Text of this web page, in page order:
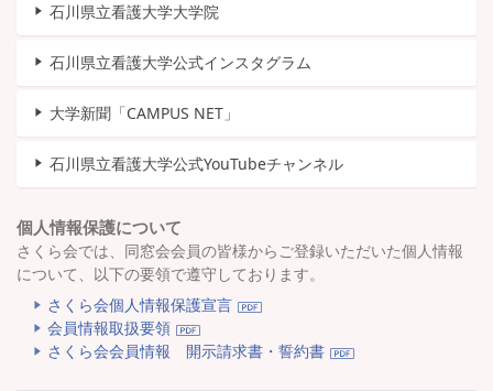
石川県立看護大学大学院
石川県立看護大学公式インスタグラム
大学新聞「CAMPUS NET」
石川県立看護大学公式YouTubeチャンネル
個人情報保護について
さくら会では、同窓会会員の皆様からご登録いただいた個人情報
について、以下の要領で遵守しております。
さくら会個人情報保護宣言
会員情報取扱要領
さくら会会員情報 開示請求書・誓約書